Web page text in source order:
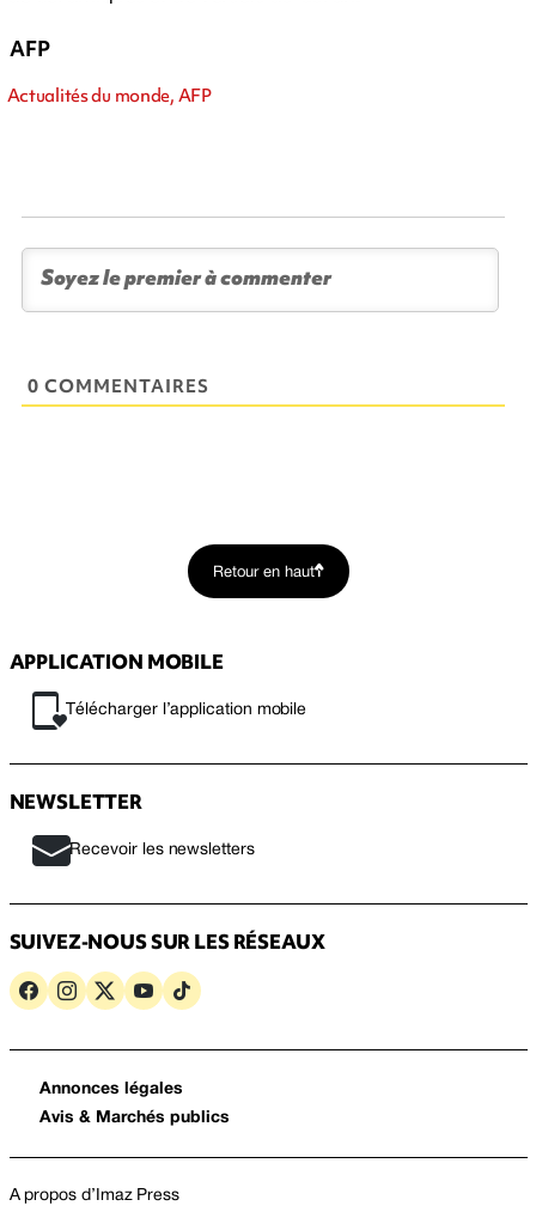
AFP
Actualités du monde, AFP
0 COMMENTAIRES
Retour en haut
APPLICATION MOBILE
Télécharger l’application mobile
NEWSLETTER
Recevoir les newsletters
SUIVEZ-NOUS SUR LES RÉSEAUX
Annonces légales
Avis & Marchés publics
A propos d’Imaz Press